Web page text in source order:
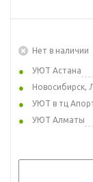
Нет в наличии
УЮТ Астана
Новосибирск,
УЮТ в тц
УЮТ Алматы